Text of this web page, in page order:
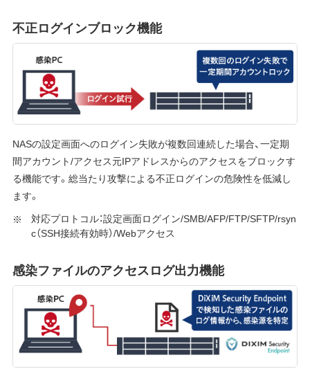
不正ログインブロック機能
NASの設定画面へのログイン失敗が複数回連続した場合、一定期
間アカウント/アクセス元IPアドレスからのアクセスをブロックす
る機能です。総当たり攻撃による不正ログインの危険性を低減し
ます。
対応プロトコル：設定画面ログイン/SMB/AFP/FTP/SFTP/rsyn
c（SSH接続有効時）/Webアクセス
感染ファイルのアクセスログ出力機能